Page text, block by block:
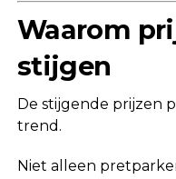
Waarom
stijgen
De stijgende prijzen
trend.
Niet alleen